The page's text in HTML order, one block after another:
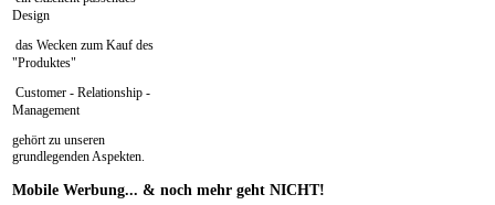
Design
das Wecken zum Kauf des
"Produktes"
Customer - Relationship -
Management
gehört zu unseren
grundlegenden Aspekten.
Mobile Werbung... & noch mehr geht NICHT!